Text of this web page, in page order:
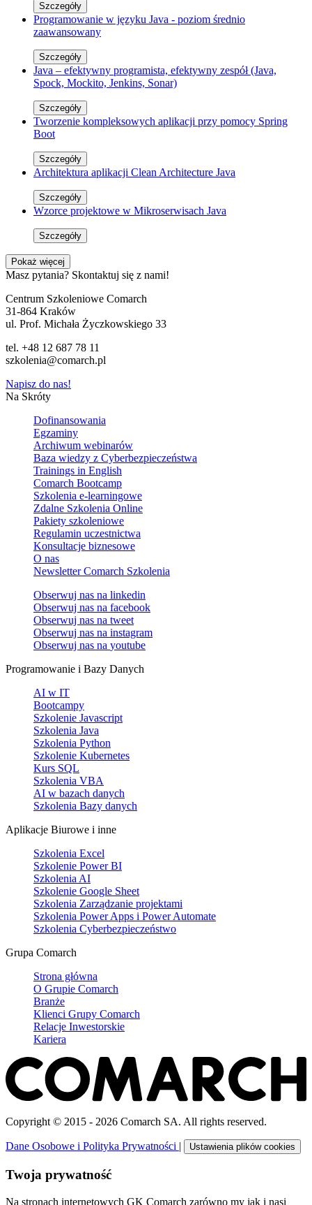
Szczegóły
Programowanie w języku Java - poziom średnio
zaawansowany
Szczegóły
Java – efektywny programista, efektywny zespół (Java,
Spock, Mockito, Jenkins, Sonar)
Szczegóły
Tworzenie kompleksowych aplikacji przy pomocy Spring
Boot
Szczegóły
Architektura aplikacji Clean Architecture Java
Szczegóły
Wzorce projektowe w Mikroserwisach Java
Szczegóły
Pokaż więcej
Masz pytania? Skontaktuj się z nami!
Centrum Szkoleniowe Comarch
31-864 Kraków
ul. Prof. Michała Życzkowskiego 33
tel. +48 12 687 78 11
szkolenia@comarch.pl
Napisz do nas!
Na Skróty
Dofinansowania
Egzaminy
Archiwum webinarów
Baza wiedzy z Cyberbezpieczeństwa
Trainings in English
Comarch Bootcamp
Szkolenia e-learningowe
Zdalne Szkolenia Online
Pakiety szkoleniowe
Regulamin uczestnictwa
Konsultacje biznesowe
O nas
Newsletter Comarch Szkolenia
Obserwuj nas na linkedin
Obserwuj nas na facebook
Obserwuj nas na tweet
Obserwuj nas na instagram
Obserwuj nas na youtube
Programowanie i Bazy Danych
AI w IT
Bootcampy
Szkolenie Javascript
Szkolenia Java
Szkolenia Python
Szkolenie Kubernetes
Kurs SQL
Szkolenia VBA
AI w bazach danych
Szkolenia Bazy danych
Aplikacje Biurowe i inne
Szkolenia Excel
Szkolenie Power BI
Szkolenia AI
Szkolenie Google Sheet
Szkolenia Zarządzanie projektami
Szkolenia Power Apps i Power Automate
Szkolenia Cyberbezpieczeństwo
Grupa Comarch
Strona główna
O Grupie Comarch
Branże
Klienci Grupy Comarch
Relacje Inwestorskie
Kariera
Copyright © 2015 - 2026 Comarch SA. All rights reserved.
Dane Osobowe i Polityka Prywatności Ustawienia plików cookies
Twoja prywatność
Na stronach internetowych GK Comarch zarówno my jak i nasi